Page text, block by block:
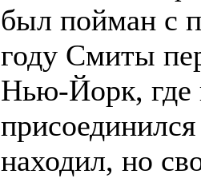
был пойман с
году Смиты
Нью-Йорк, где
находил, но